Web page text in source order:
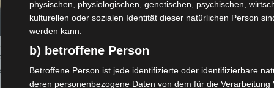
Erste Tigermücken-
in Niedersachsen
Brand im „Haus der Begegnung“ in
eingedämmt
physischen, physiologischen, genetischen, psychischen,
kulturellen oder sozialen Identität dieser natürlichen Person
werden kann.
b) betroffene Person
Betroffene Person ist jede identifizierte oder identifizierbare
deren personenbezogene Daten von dem für die Verarbeitung